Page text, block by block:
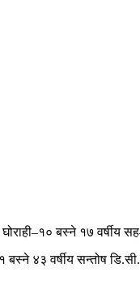
बस्ने १७ वर्षीय
बस्ने ४३ वर्षीय सन्तोष